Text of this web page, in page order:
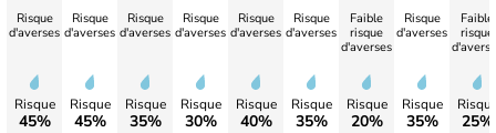
Risque
d'averses
Risque
45%
Risque
d'averses
Risque
45%
Risque
d'averses
Risque
35%
Risque
d'averses
Risque
30%
Risque
d'averses
Risque
40%
Risque
d'averses
Risque
35%
Faible
risque
d'averses
Risque
20%
Risque
d'averses
Risque
35%
Faible
risque
25%